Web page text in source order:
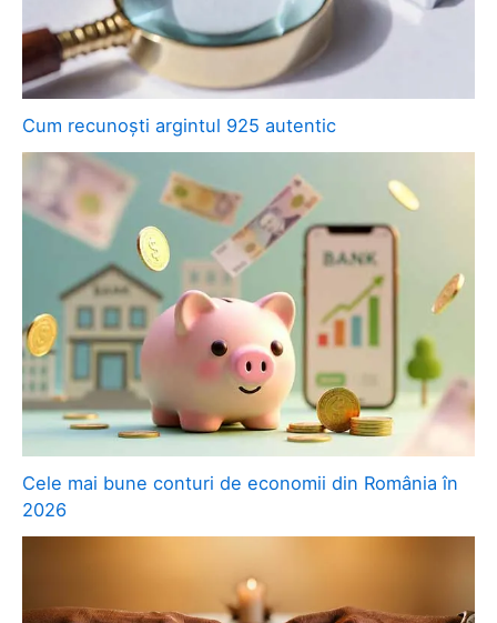
Cum recunoști argintul 925 autentic
Cele mai bune conturi de economii din România în
2026